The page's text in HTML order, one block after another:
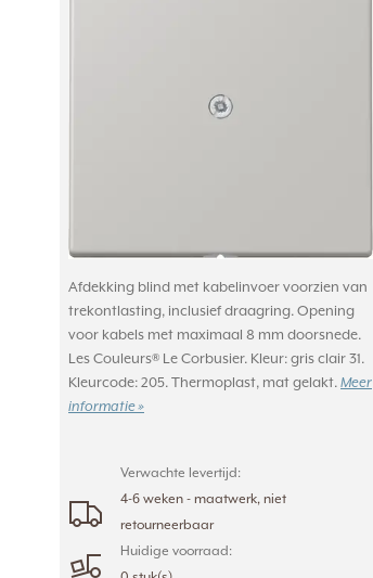
Afdekking blind met kabelinvoer voorzien van
trekontlasting, inclusief draagring. Opening
voor kabels met maximaal 8 mm doorsnede.
Les Couleurs® Le Corbusier. Kleur: gris clair 31.
Kleurcode: 205. Thermoplast, mat gelakt. Meer
informatie »
Verwachte levertijd:
4-6 weken - maatwerk, niet
retourneerbaar
Huidige voorraad: